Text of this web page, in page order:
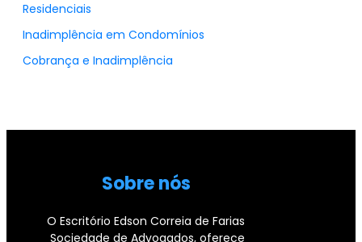
Residenciais
Inadimplência em Condomínios
Cobrança e Inadimplência
Sobre nós
O Escritório Edson Correia de Farias
Sociedade de Advogados, oferece